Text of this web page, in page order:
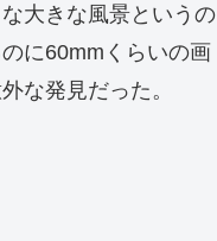
大きな風景というの
に60mmくらいの画
な発見だった。